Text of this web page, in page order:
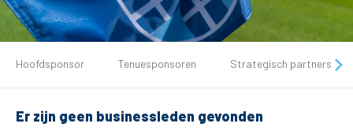
Tickets
Matchdays
Hoofdsponsor Tenuesponsoren Strategisch partners
Er zijn geen businessleden gevonden